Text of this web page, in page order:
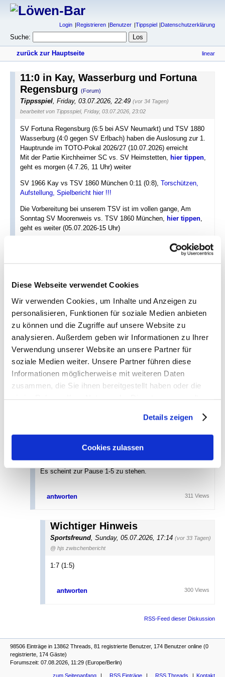
Diese Webseite verwendet Cookies
Wir verwenden Cookies, um Inhalte und Anzeigen zu
personalisieren, Funktionen für soziale Medien anbieten
zu können und die Zugriffe auf unsere Website zu
analysieren. Außerdem geben wir Informationen zu Ihrer
Verwendung unserer Website an unsere Partner für
soziale Medien weiter. Unsere Partner führen diese
Informationen möglicherweise mit weiteren Daten
zusammen, die Sie ihnen bereitgestellt haben oder die
Sie unsere Webseite weiterhin nutzen.
Details zeigen
Cookies zulassen
Login Registrieren Benutzer Tippspiel Datenschutzerklärung
Suche:
zurück zur Hauptseite linear
11:0 in Kay, Wasserburg und Fortuna
Regensburg (Forum)
Tippsspiel, Friday, 03.07.2026, 22:49 (vor 34 Tagen)
bearbeitet von Tippsspiel, Friday, 03.07.2026, 23:02
SV Fortuna Regensburg (6:5 bei ASV Neumarkt) und TSV 1880
Wasserburg (4:0 gegen SV Erlbach) haben die Auslosung zur 1.
Hauptrunde im TOTO-Pokal 2026/27 (10.07.2026) erreicht
Mit der Partie Kirchheimer SC vs. SV Heimstetten, hier tippen,
geht es morgen (4.7.26, 11 Uhr) weiter
SV 1966 Kay vs TSV 1860 München 0:11 (0:8), Torschützen,
Aufstellung, Spielbericht hier !!!
Die Vorbereitung bei unserem TSV ist im vollen gange, Am
Sonntag SV Moorenweis vs. TSV 1860 München, hier tippen,
geht es weiter (05.07.2026-15 Uhr)
406 Views
Wichtiger Hinweis
Tippsspiel
Ohhh, im Pokal, Toto-Pokal oder DFB-Pokal, gibt es keine
Unentschieden, alle Pokalspiele werden grundsätzlich nach
Endstand* gewertet
*n. regulärer Spilzeit
*n. Elfmeterschießen
antworten 386 Views
Wichtiger Hinweis
hjs zwischenbericht Sunday, 05.07.2026, 15:58
Es scheint zur Pause 1-5 zu stehen.
antworten 311 Views
Wichtiger Hinweis
Sportsfreund, Sunday, 05.07.2026, 17:14 (vor 33 Tagen)
@ hjs zwischenbericht
1:7 (1:5)
antworten 300 Views
RSS-Feed dieser Diskussion
98506 Einträge in 13862 Threads, 81 registrierte Benutzer, 174 Benutzer online (0
registrierte, 174 Gäste)
Forumszeit: 07.08.2026, 11:29 (Europe/Berlin)
zum Seitenanfang RSS Einträge RSS Threads Kontakt